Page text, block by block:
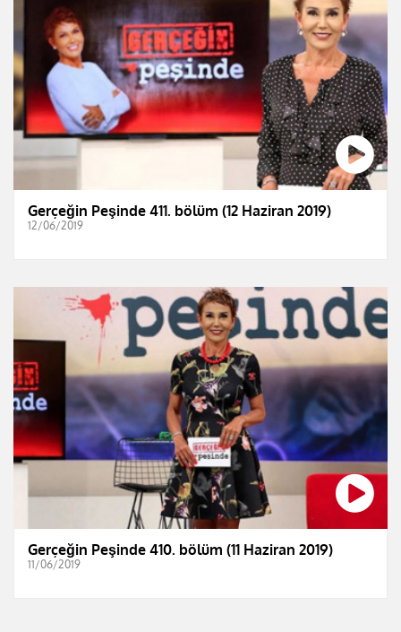
Gerçeğin Peşinde 411. bölüm (12 Haziran 2019)
12/06/2019
Gerçeğin Peşinde 410. bölüm (11 Haziran 2019)
11/06/2019